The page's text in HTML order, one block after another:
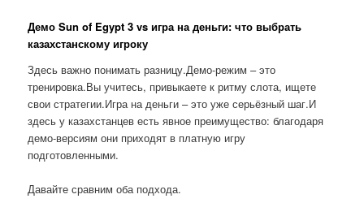
Демо Sun of Egypt 3 vs игра на деньги: что выбрать
казахстанскому игроку
Здесь важно понимать разницу.Демо-режим – это
тренировка.Вы учитесь, привыкаете к ритму слота, ищете
свои стратегии.Игра на деньги – это уже серьёзный шаг.И
здесь у казахстанцев есть явное преимущество: благодаря
демо-версиям они приходят в платную игру
подготовленными.
Давайте сравним оба подхода.